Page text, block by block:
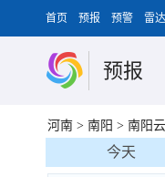
首页 预报 预警 雷达
预报
河南 > 南阳 > 南阳
今天